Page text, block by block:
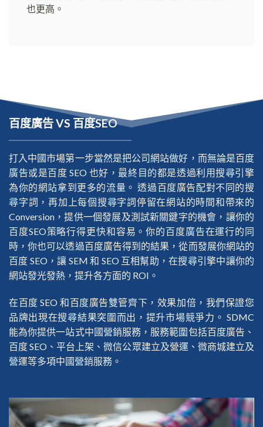
也更高。
百度廣告 VS 百度SEO
打入中國市場第一步當然是把公司網站做好，而無論是百度
廣告或是百度 SEO 也好，最終目的都是透過利用搜尋引擎
為你的網站拿到更多的流量。 透過百度廣告配對不同的搜
尋字詞，再加上每個搜尋字詞停留在網站的時間和帶來的
Conversion，提供一個發展及測試新關鍵字的機會，讓你的
百度SEO策略行得更快和容易。你的百度廣告在運行的同
時，你也可以透過百度廣告得到的結果，從而發展你網站的
百度 SEO，讓 SEM 和 SEO 互相幫助，在搜尋引擎中讓你的
網站發光發熱，提升各方面的 ROI。
在百度 SEO 和百度廣告雙管齊下，效果加倍，我們保證您
品牌出現在搜尋結果突圍而出，提升市場競爭力。 SDMC
能為你提供一站式中國營銷服務，服務範圍包括百度廣告、
百度 SEO、平台上架、微信公眾建立及營運、微商城建立及
營運等多項中國營銷服務。